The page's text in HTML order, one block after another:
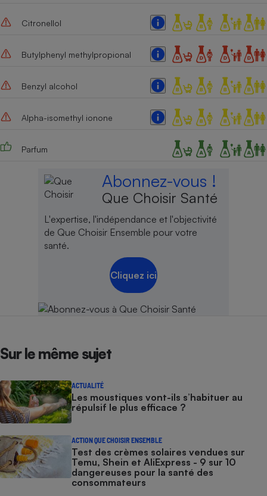
Citronellol
Butylphenyl methylpropional
Benzyl alcohol
Alpha-isomethyl ionone
Parfum
Abonnez-vous !
Que Choisir Santé
L'expertise, l'indépendance et l'objectivité
de Que Choisir Ensemble pour votre
santé.
Cliquez ici
Sur le même sujet
ACTUALITÉ
Les moustiques vont-ils s’habituer au
répulsif le plus efficace ?
ACTION QUE CHOISIR ENSEMBLE
Test des crèmes solaires vendues sur
Temu, Shein et AliExpress - 9 sur 10
dangereuses pour la santé des
consommateurs